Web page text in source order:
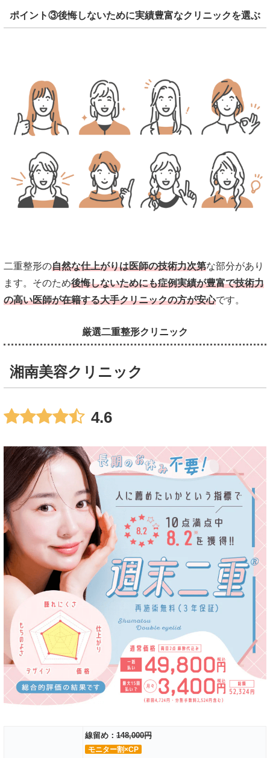
ポイント③後悔しないために実績豊富なクリニックを選ぶ
二重整形の自然な仕上がりは医師の技術力次第な部分があり
ます。そのため後悔しないためにも症例実績が豊富で技術力
の高い医師が在籍する大手クリニックの方が安心です。
厳選二重整形クリニック
湘南美容クリニック
4.6
線留め： 148,000円
モニター割×CP